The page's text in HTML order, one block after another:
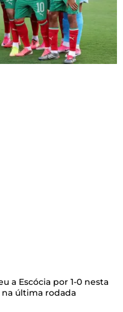
a Escócia por 1-0 nesta
na última rodada